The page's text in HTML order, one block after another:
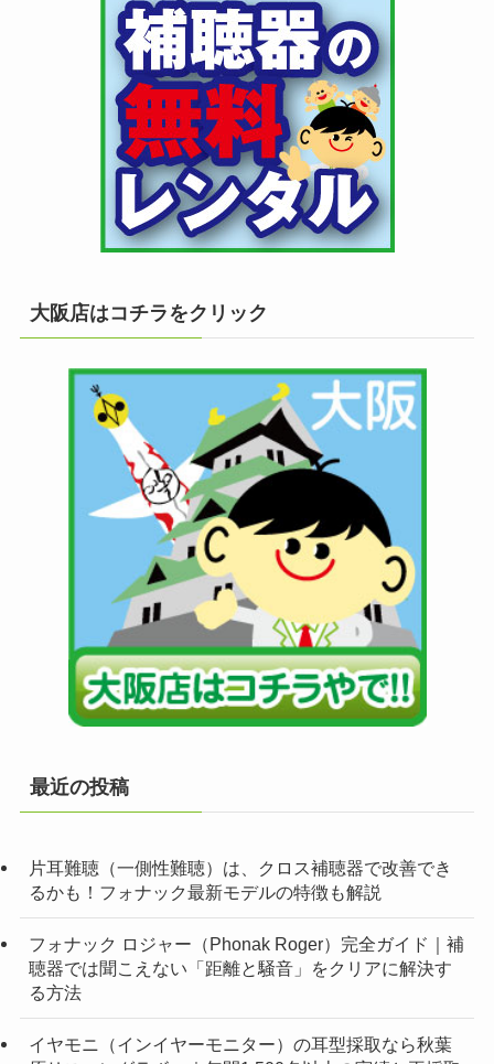
大阪店はコチラをクリック
最近の投稿
片耳難聴（一側性難聴）は、クロス補聴器で改善でき
るかも！フォナック最新モデルの特徴も解説
フォナック ロジャー（Phonak Roger）完全ガイド｜補
聴器では聞こえない「距離と騒音」をクリアに解決す
る方法
イヤモニ（インイヤーモニター）の耳型採取なら秋葉